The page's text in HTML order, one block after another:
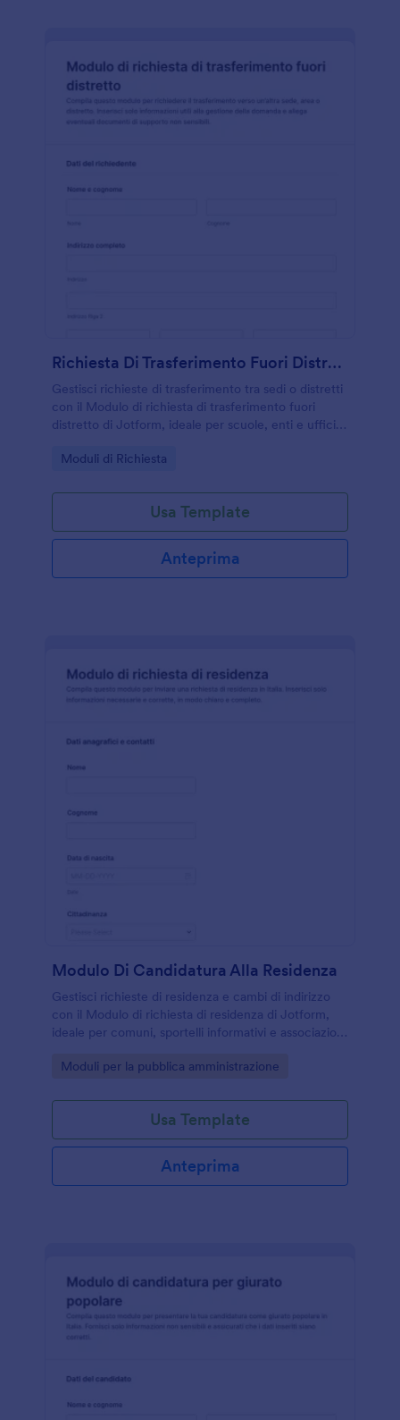
Richiesta Di Trasferimento Fuori Distretto Form
Gestisci richieste di trasferimento tra sedi o distretti
con il Modulo di richiesta di trasferimento fuori
distretto di Jotform, ideale per scuole, enti e uffici
in modo ordinato.
Go to Category:
Moduli di Richiesta
Usa Template
Anteprima
Modulo Di Candidatura Alla Residenza
Gestisci richieste di residenza e cambi di indirizzo
con il Modulo di richiesta di residenza di Jotform,
ideale per comuni, sportelli informativi e associazioni
online.
Go to Category:
Moduli per la pubblica amministrazione
Usa Template
Anteprima